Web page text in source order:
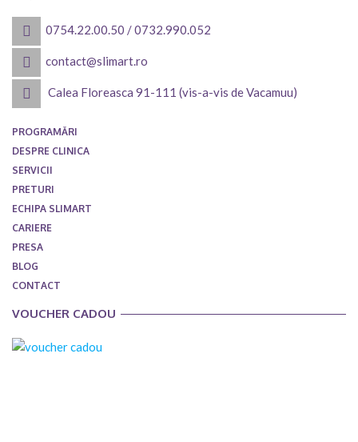
0754.22.00.50 /0732.990.052
contact@slimart.ro
Calea Floreasca 91-111 (vis-a-vis de Vacamuu)
PROGRAMĂRI
DESPRE CLINICA
SERVICII
PRETURI
ECHIPA SLIMART
CARIERE
PRESA
BLOG
CONTACT
VOUCHER CADOU